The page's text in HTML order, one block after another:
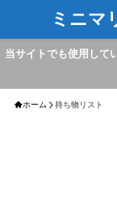
ミニマ
当サイトでも使用して
ホーム 持ち物リスト